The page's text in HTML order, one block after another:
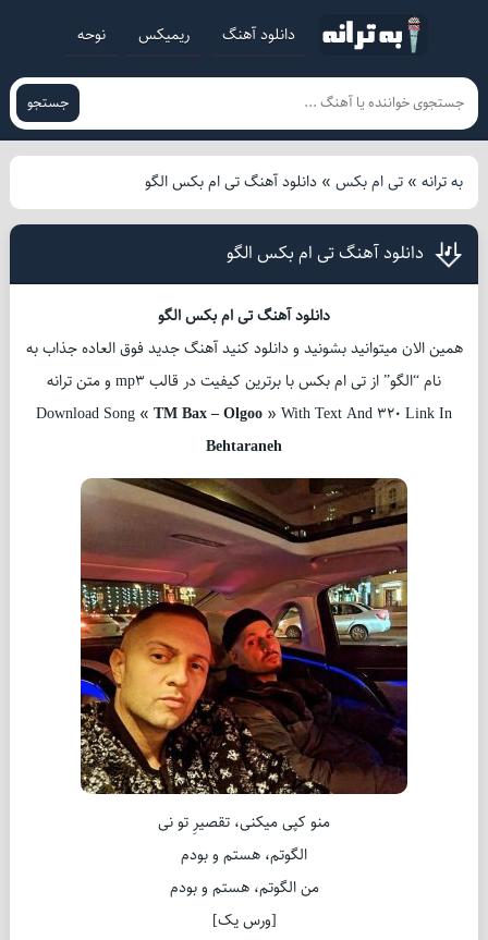
دانلود آهنگ ریمیکس نوحه
جستجو
به ترانه» تی ام بکس» دانلود آهنگ تی ام بکس الگو
دانلود آهنگ تی ام بکس الگو
دانلود آهنگ تی ام بکس الگو
همین الان میتوانید بشونید و دانلود کنید آهنگ جدید فوق العاده جذاب به
نام “الگو” از تی ام بکس با برترین کیفیت در قالب mp3 و متن ترانه
Download Song « TM Bax – Olgoo » With Text And 320 Link In
Behtaraneh
منو کپی میکنی، تقصیرِ تو نی
الگوتم، هستم و بودم
من الگوتم، هستم و بودم
[ورس یک]